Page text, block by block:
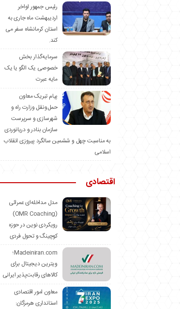
رئیس جمهور اواخر
اردیبهشت ماه جاری به
استان کرمانشاه سفر می
کند.
سرمایه‌گذار بخش
خصوصی یک الگو یا یک
مایه عبرت
️پیام تبریک معاون
حمل‌ونقل وزارت راه و
شهرسازی و سرپرست
سازمان بنادر و دریانوردی
به مناسبت چهل و ششمین سالگرد پیروزی انقلاب
اسلامی
اقتصادی
مدل مداخله‌ای عمرائی
(OMR Coaching)
رویکردی نوین در حوزه
کوچینگ و تحول فردی
Madeiniran.com؛
ویترین دیجیتال برای
کالاهای رقابت‌پذیر ایرانی
معاون امور اقتصادی
استانداری هرمزگان: